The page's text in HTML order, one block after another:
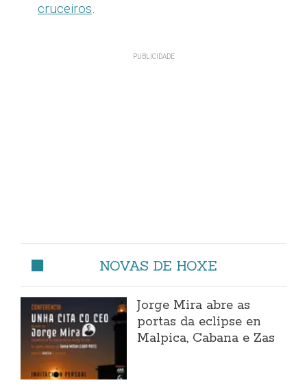
cruceiros.
NOVAS DE HOXE
Jorge Mira abre as
portas da eclipse en
Malpica, Cabana e Zas